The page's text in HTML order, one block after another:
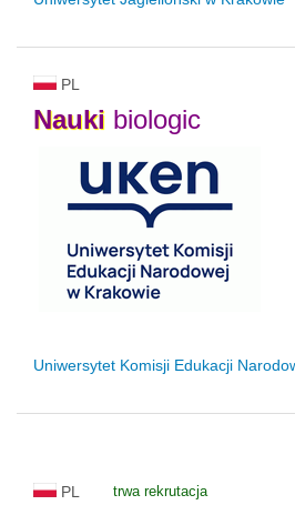
PL
Nauki biologic
Uniwersytet Komisji Edukacji
PL trwa rekrutacja